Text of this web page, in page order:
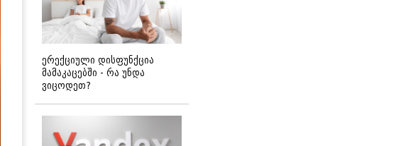
ერექციული დისფუნქცია
მამაკაცებში - რა უნდა
ვიცოდეთ?